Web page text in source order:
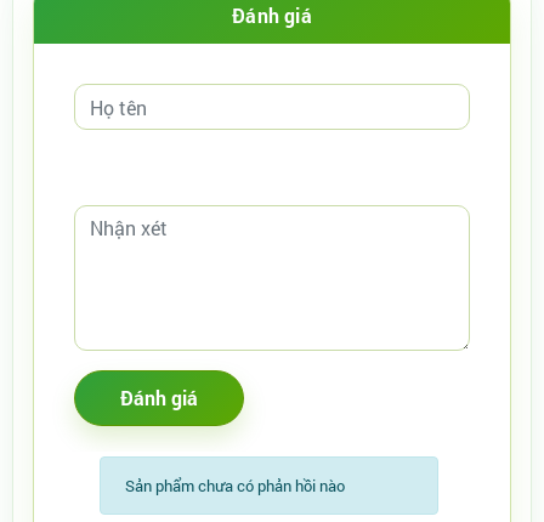
Đánh giá
Sản phẩm chưa có phản hồi nào